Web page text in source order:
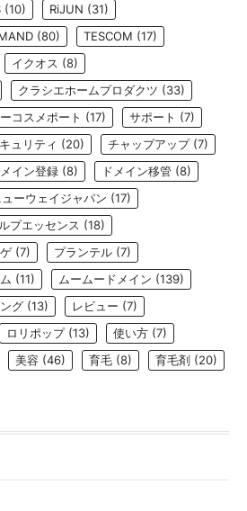
(10) RiJUN (31)
(80) TESCOM (17)
イクオス (8)
クラシエホームプロダクツ (33)
コスメポート (17) サポート (7)
ュリティ (20) チャップアップ(7)
メイン登録 (8) ドメイン移管 (8)
ューウェイジャパン (17)
プエッセンス (18)
(7) プランテル (7)
(11) ムームードメイン (139)
グ (13) レビュー (7)
ロリポップ(13) 使い方 (7)
美容 (46) 育毛 (8) 育毛剤 (20)